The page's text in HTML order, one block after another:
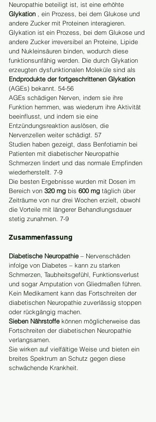
Neuropathie beteiligt ist, ist eine erhöhte
Glykation , ein Prozess, bei dem Glukose und
andere Zucker mit Proteinen interagieren.
Glykation ist ein Prozess, bei dem Glukose und
andere Zucker irreversibel an Proteine, Lipide
und Nukleinsäuren binden, wodurch diese
funktionsunfähig werden. Die durch Glykation
erzeugten dysfunktionalen Moleküle sind als
Endprodukte der fortgeschrittenen Glykation
(AGEs) bekannt. 54-56
AGEs schädigen Nerven, indem sie ihre
Funktion hemmen, was wiederum ihre Aktivität
beeinflusst, und indem sie eine
Entzündungsreaktion auslösen, die
Nervenzellen weiter schädigt. 57
Studien haben gezeigt, dass Benfotiamin bei
Patienten mit diabetischer Neuropathie
Schmerzen lindert und das normale Empfinden
wiederherstellt. 7-9
Die besten Ergebnisse wurden mit Dosen im
Bereich von 320 mg bis 600 mg täglich über
Zeiträume von nur drei Wochen erzielt, obwohl
die Vorteile mit längerer Behandlungsdauer
stetig zunahmen. 7-9
Zusammenfassung
Diabetische Neuropathie – Nervenschäden
infolge von Diabetes – kann zu starken
Schmerzen, Taubheitsgefühl, Funktionsverlust
und sogar Amputation von Gliedmaßen führen.
Kein Medikament kann das Fortschreiten der
diabetischen Neuropathie zuverlässig stoppen
oder rückgängig machen.
Sieben Nährstoffe können möglicherweise das
Fortschreiten der diabetischen Neuropathie
verlangsamen.
Sie wirken auf vielfältige Weise und bieten ein
breites Spektrum an Schutz gegen diese
schwächende Krankheit.